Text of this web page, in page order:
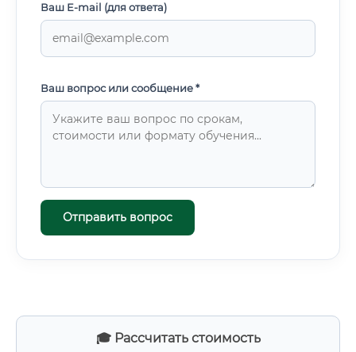
🎓 Рассчитать стоимость
Ваш E-mail (для ответа)
Ваш вопрос или сообщение *
Отправить вопрос